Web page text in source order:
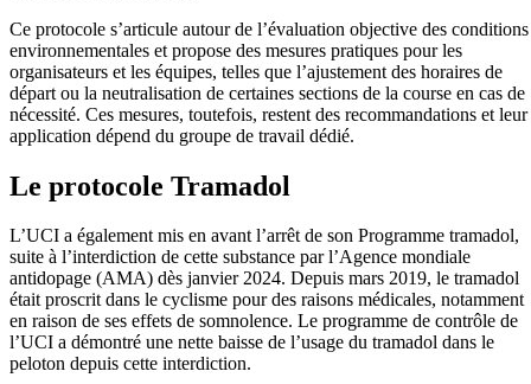
Ce protocole s’articule autour de l’évaluation objective des conditions
environnementales et propose des mesures pratiques pour les
organisateurs et les équipes, telles que l’ajustement des horaires de
départ ou la neutralisation de certaines sections de la course en cas de
nécessité. Ces mesures, toutefois, restent des recommandations et leur
application dépend du groupe de travail dédié.
Le protocole Tramadol
L’UCI a également mis en avant l’arrêt de son Programme tramadol,
suite à l’interdiction de cette substance par l’Agence mondiale
antidopage (AMA) dès janvier 2024. Depuis mars 2019, le tramadol
était proscrit dans le cyclisme pour des raisons médicales, notamment
en raison de ses effets de somnolence. Le programme de contrôle de
l’UCI a démontré une nette baisse de l’usage du tramadol dans le
peloton depuis cette interdiction.